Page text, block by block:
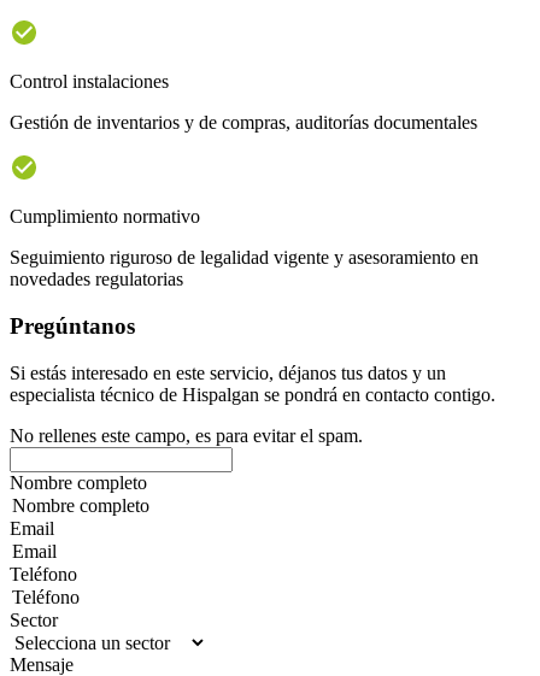
Control instalaciones
Gestión de inventarios y de compras, auditorías documentales
Cumplimiento normativo
Seguimiento riguroso de legalidad vigente y asesoramiento en
novedades regulatorias
Pregúntanos
Si estás interesado en este servicio, déjanos tus datos y un
especialista técnico de Hispalgan se pondrá en contacto contigo.
No rellenes este campo, es para evitar el spam.
Nombre completo
Email
Teléfono
Sector
Mensaje